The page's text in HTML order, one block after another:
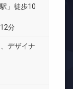
」徒歩10
分
デザイナ